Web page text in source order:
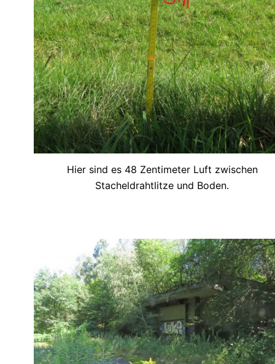
Hier sind es 48 Zentimeter Luft zwischen
Stacheldrahtlitze und Boden.